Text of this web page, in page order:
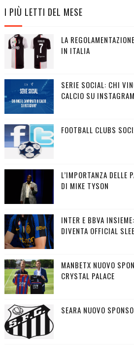
I PIÙ LETTI DEL MESE
LA
IN ITALIA
SERIE SOCIAL: CHI
CALCIO SU INSTAGRAM
FOOTBALL CLUBS
L’IMPORTANZA DELLE
DI MIKE TYSON
INTER E BBVA
DIVENTA OFFICIAL
MANBETX NUOVO
CRYSTAL PALACE
SEARA NUOVO